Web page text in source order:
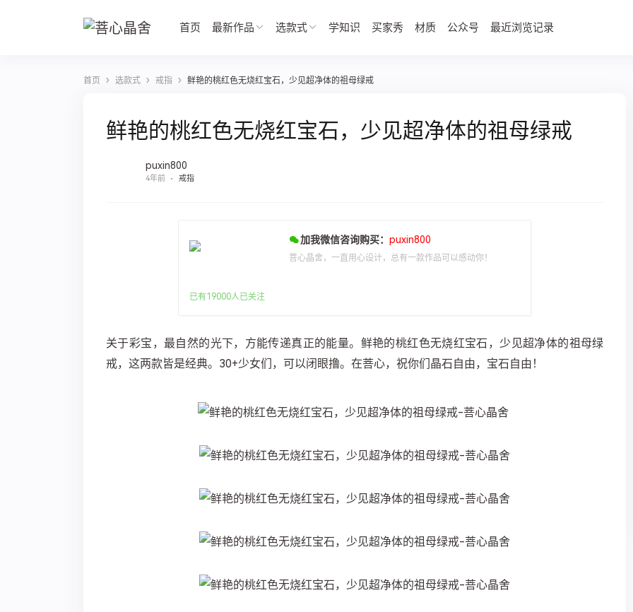
首页 最新作品 选款式 学知识 买家秀 材质 公众号 最近浏览记录
首页 › 选款式 › 戒指 › 鲜艳的桃红色无烧红宝石，少见超净体的祖母绿戒
鲜艳的桃红色无烧红宝石，少见超净体的祖母绿戒
puxin800
4年前 戒指
加我微信咨询购买： puxin800
菩心晶舍，一直用心设计，总有一款作品可以感动你！
已有19000人已关注
关于彩宝，最自然的光下，方能传递真正的能量。鲜艳的桃红色无烧红宝石，少见超净体的祖母绿
戒，这两款皆是经典。30+少女们，可以闭眼撸。在菩心，祝你们晶石自由，宝石自由！